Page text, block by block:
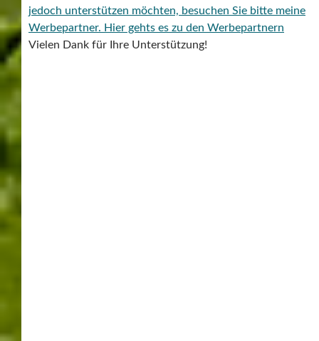
jedoch unterstützen möchten, besuchen Sie bitte meine
Werbepartner. Hier gehts es zu den Werbepartnern
Vielen Dank für Ihre Unterstützung!